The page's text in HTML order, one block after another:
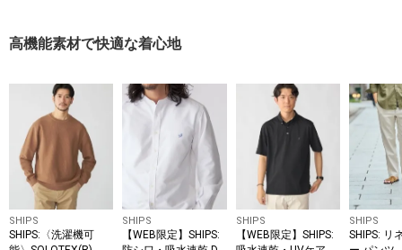
高機能素材で快適な着心地
SHIPS
SHIPS:〈洗濯機可
SHIPS
【WEB限定】SHIPS:
SHIPS
【WEB限定】SHIPS:
SHIPS
SHIPS: リ